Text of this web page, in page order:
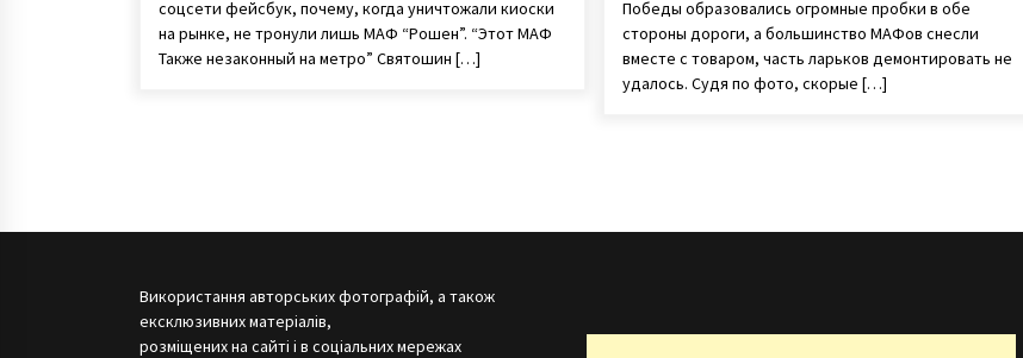
соцсети фейсбук, почему, когда уничтожали киоски
на рынке, не тронули лишь МАФ “Рошен”. “Этот МАФ
Также незаконный на метро” Святошин […]
Победы образовались огромные пробки в обе
стороны дороги, а большинство МАФов снесли
вместе с товаром, часть ларьков демонтировать не
удалось. Судя по фото, скорые […]
Використання авторських фотографій, а також
ексклюзивних матеріалів,
розміщених на сайті і в соціальних мережах